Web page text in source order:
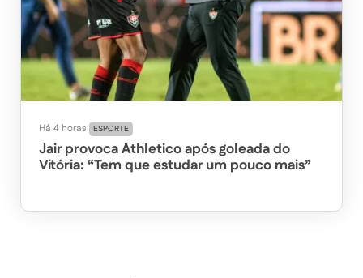
Há 4 horas ESPORTE
Jair provoca Athletico após goleada do
Vitória: “Tem que estudar um pouco mais”